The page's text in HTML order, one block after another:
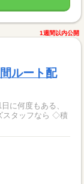
1週間以内公開
ルート配